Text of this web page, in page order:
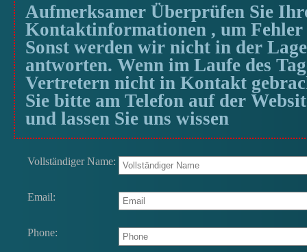
Aufmerksamer Überprüfen Sie
Kontaktinformationen , um Fehler
Sonst werden wir nicht in der
antworten. Wenn im Laufe des
Vertretern nicht in Kontakt
Sie bitte am Telefon auf der
und lassen Sie uns wissen
Vollständiger Name:
Email:
Phone: